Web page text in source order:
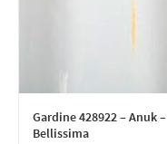
Gardine 428922 – Anuk –
Bellissima